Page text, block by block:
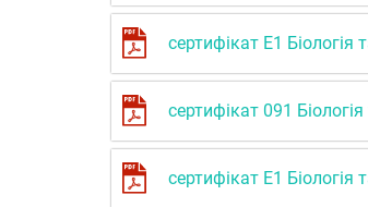
сертифікат Е1 Біологія
сертифікат 091
сертифікат Е1 Біологія